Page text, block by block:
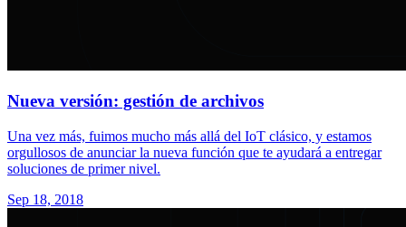
Nueva versión: gestión de archivos
Una vez más, fuimos mucho más allá del IoT clásico, y estamos
orgullosos de anunciar la nueva función que te ayudará a entregar
soluciones de primer nivel.
Sep 18, 2018